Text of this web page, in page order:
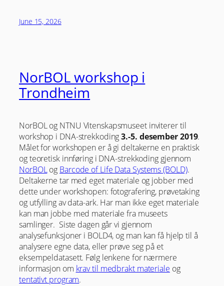
June 15, 2026
NorBOL workshop i
Trondheim
NorBOL og NTNU Vitenskapsmuseet inviterer til
workshop i DNA-strekkoding3.-5. desember 2019.
Målet for workshopen er å gi deltakerne en praktisk
og teoretisk innføring i DNA-strekkoding gjennom
NorBOLog Barcode of Life Data Systems (BOLD).
Deltakerne tar med eget materiale og jobber med
dette under workshopen: fotografering, prøvetaking
og utfylling av data-ark. Har man ikke eget materiale
kan man jobbe med materiale fra museets
samlinger. Siste dagen går vi gjennom
analysefunksjoner i BOLD4, og man kan få hjelp til å
analysere egne data, eller prøve seg på et
eksempeldatasett. Følg lenkene for nærmere
informasjon om krav til medbrakt materiale og
tentativt program.